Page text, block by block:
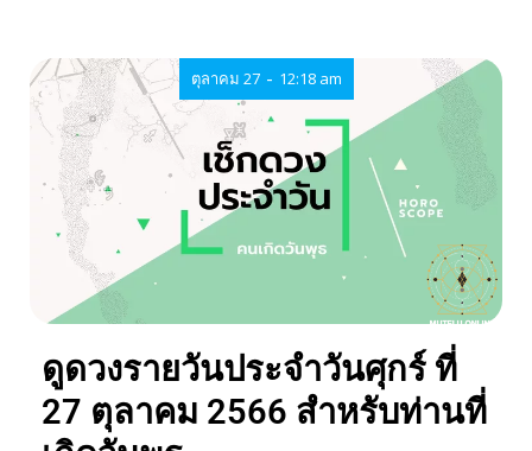
ตุลาคม 27 - 12:18 am
ดูดวงรายวันประจำวันศุกร์ ที่
27 ตุลาคม 2566 สำหรับท่านที่